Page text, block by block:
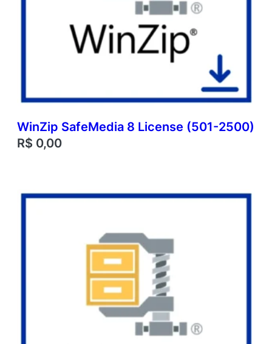
WinZip SafeMedia 8 License (501-2500)
R$ 0,00